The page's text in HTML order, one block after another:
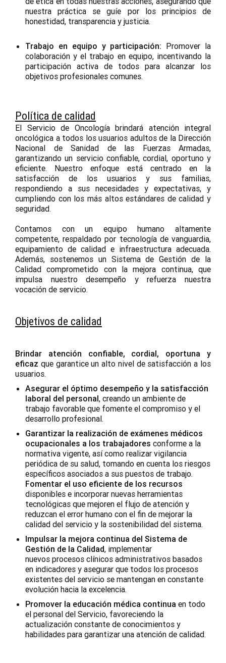
nuestra práctica se guíe por los principios de
honestidad, transparencia y justicia.
Trabajo en equipo y participación: Promover la
colaboración y el trabajo en equipo, incentivando la
participación activa de todos para alcanzar los
objetivos profesionales comunes.
Política de calidad
El Servicio de Oncología brindará atención integral
oncológica a todos los usuarios adultos de la Dirección
Nacional de Sanidad de las Fuerzas Armadas,
garantizando un servicio confiable, cordial, oportuno y
eficiente. Nuestro enfoque está centrado en la
satisfacción de los usuarios y sus familias,
respondiendo a sus necesidades y expectativas, y
cumpliendo con los más altos estándares de calidad y
seguridad.
Contamos con un equipo humano altamente
competente, respaldado por tecnología de vanguardia,
equipamiento de calidad e infraestructura adecuada.
Además, sostenemos un Sistema de Gestión de la
Calidad comprometido con la mejora continua, que
impulsa nuestro desempeño y refuerza nuestra
vocación de servicio.
Objetivos de calidad
Brindar atención confiable, cordial, oportuna y
eficaz que garantice un alto nivel de satisfacción a los
usuarios.
Asegurar el óptimo desempeño y la satisfacción
laboral del personal, creando un ambiente de
trabajo favorable que fomente el compromiso y el
desarrollo profesional.
Garantizar la realización de exámenes médicos
ocupacionales a los trabajadores conforme a la
normativa vigente, así como realizar vigilancia
periódica de su salud, tomando en cuenta los riesgos
específicos asociados a sus puestos de trabajo.
Fomentar el uso eficiente de los recursos
disponibles e incorporar nuevas herramientas
tecnológicas que mejoren el flujo de atención y
reduzcan el error humano con el fin de mejorar la
calidad del servicio y la sostenibilidad del sistema.
Impulsar la mejora continua del Sistema de
Gestión de la Calidad, implementar
nuevos procesos clínicos administrativos basados
en indicadores y asegurar que todos los procesos
existentes del servicio se mantengan en constante
evolución hacia la excelencia.
Promover la educación médica continua en todo
el personal del Servicio, favoreciendo la
actualización constante de conocimientos y
habilidades para garantizar una atención de calidad.